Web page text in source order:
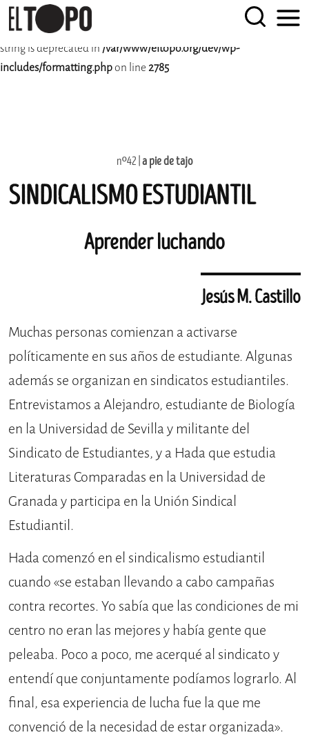
Deprecated : rtrim(): Passing null to parameter #1 ($string) of type
string is deprecated in /var/www/eltopo.org/dev/wp-
includes/formatting.phpon line 2785
content
EL TOPO
El periódico tabernario bimestral más leído desde Sevilla
nº42 | a pie de tajo
SINDICALISMO ESTUDIANTIL
Aprender luchando
Jesús M. Castillo
Muchas personas comienzan a activarse
políticamente en sus años de estudiante. Algunas
además se organizan en sindicatos estudiantiles.
Entrevistamos a Alejandro, estudiante de Biología
en la Universidad de Sevilla y militante del
Sindicato de Estudiantes, y a Hada que estudia
Literaturas Comparadas en la Universidad de
Granada y participa en la Unión Sindical
Estudiantil.
Hada comenzó en el sindicalismo estudiantil
cuando «se estaban llevando a cabo campañas
contra recortes. Yo sabía que las condiciones de mi
centro no eran las mejores y había gente que
peleaba. Poco a poco, me acerqué al sindicato y
entendí que conjuntamente podíamos lograrlo. Al
final, esa experiencia de lucha fue la que me
convenció de la necesidad de estar organizada».